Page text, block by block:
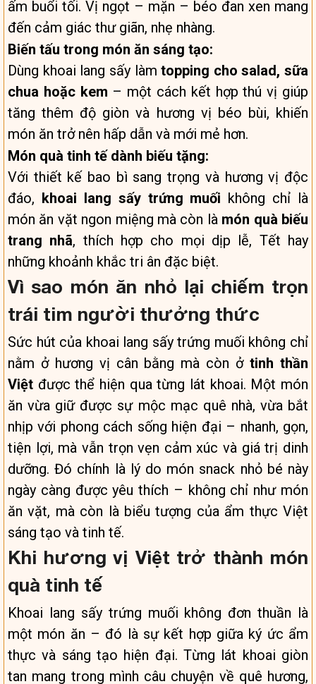
ấm buổi tối. Vị ngọt – mặn – béo đan xen mang
đến cảm giác thư giãn, nhẹ nhàng.
Biến tấu trong món ăn sáng tạo:
Dùng khoai lang sấy làmtopping cho salad, sữa
chua hoặc kem – một cách kết hợp thú vị giúp
tăng thêm độ giòn và hương vị béo bùi, khiến
món ăn trở nên hấp dẫn và mới mẻ hơn.
Món quà tinh tế dành biếu tặng:
Với thiết kế bao bì sang trọng và hương vị độc
đáo, khoai lang sấy trứng muối không chỉ là
món ăn vặt ngon miệng mà còn là món quà biếu
trang nhã, thích hợp cho mọi dịp lễ, Tết hay
những khoảnh khắc tri ân đặc biệt.
Vì sao món ăn nhỏ lại chiếm trọn
trái tim người thưởng thức
Sức hút của khoai lang sấy trứng muối không chỉ
nằm ở hương vị cân bằng mà còn ởtinh thần
Việt được thể hiện qua từng lát khoai. Một món
ăn vừa giữ được sự mộc mạc quê nhà, vừa bắt
nhịp với phong cách sống hiện đại – nhanh, gọn,
tiện lợi, mà vẫn trọn vẹn cảm xúc và giá trị dinh
dưỡng. Đó chính là lý do món snack nhỏ bé này
ngày càng được yêu thích – không chỉ như món
ăn vặt, mà còn là biểu tượng của ẩm thực Việt
sáng tạo và tinh tế.
Khi hương vị Việt trở thành món
quà tinh tế
Khoai lang sấy trứng muối không đơn thuần là
một món ăn – đó là sự kết hợp giữa ký ức ẩm
thực và sáng tạo hiện đại. Từng lát khoai giòn
tan mang trong mình câu chuyện về quê hương,